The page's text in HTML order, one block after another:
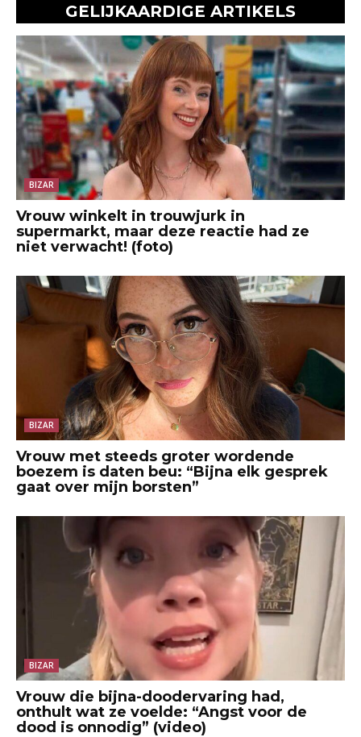
GELIJKAARDIGE ARTIKELS
BIZAR
Vrouw winkelt in trouwjurk in
supermarkt, maar deze reactie had ze
niet verwacht! (foto)
BIZAR
Vrouw met steeds groter wordende
boezem is daten beu: “Bijna elk gesprek
gaat over mijn borsten”
BIZAR
Vrouw die bijna-doodervaring had,
onthult wat ze voelde: “Angst voor de
dood is onnodig” (video)